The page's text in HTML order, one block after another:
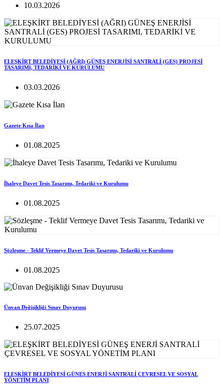
10.03.2026
ELEŞKİRT BELEDİYESİ (AĞRI) GÜNEŞ ENERJİSİ SANTRALİ (GES) PROJESİ
TASARIMI, TEDARİKİ VE KURULUMU
03.03.2026
Gazete Kısa İlan
01.08.2025
İhaleye Davet Tesis Tasarımı, Tedariki ve Kurulumu
01.08.2025
Sözleşme - Teklif Vermeye Davet Tesis Tasarımı, Tedariki ve Kurulumu
01.08.2025
Ünvan Değişikliği Sınav Duyurusu
25.07.2025
ELEŞKİRT BELEDİYESİ GÜNEŞ ENERJİ SANTRALİ ÇEVRESEL VE SOSYAL
YÖNETİM PLANI